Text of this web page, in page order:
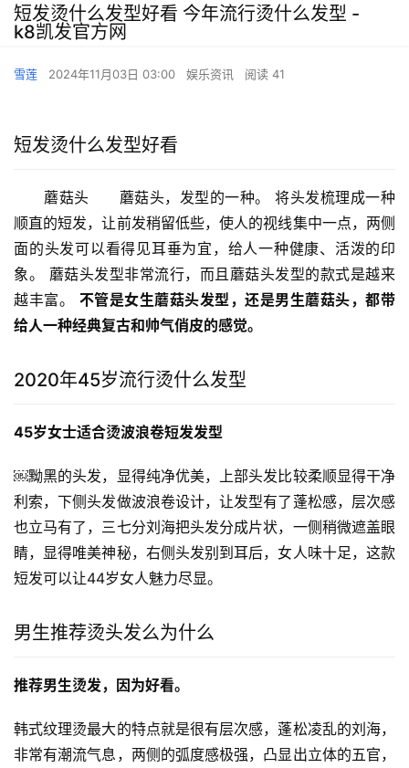
短发烫什么发型好看 今年流行烫什么发型 -
k8凯发官方网
雪莲 2024年11月03日 03:00 娱乐资讯 阅读 41
短发烫什么发型好看
蘑菇头　　蘑菇头，发型的一种。 将头发梳理成一种
顺直的短发，让前发稍留低些，使人的视线集中一点，两侧
面的头发可以看得见耳垂为宜，给人一种健康、活泼的印
象。 蘑菇头发型非常流行，而且蘑菇头发型的款式是越来
越丰富。 不管是女生蘑菇头发型，还是男生蘑菇头，都带
给人一种经典复古和帅气俏皮的感觉。
2020年45岁流行烫什么发型
45岁女士适合烫波浪卷短发发型
￼黝黑的头发，显得纯净优美，上部头发比较柔顺显得干净
利索，下侧头发做波浪卷设计，让发型有了蓬松感，层次感
也立马有了，三七分刘海把头发分成片状，一侧稍微遮盖眼
睛，显得唯美神秘，右侧头发别到耳后，女人味十足，这款
短发可以让44岁女人魅力尽显。
男生推荐烫头发么为什么
推荐男生烫发，因为好看。
韩式纹理烫最大的特点就是很有层次感，蓬松凌乱的刘海，
非常有潮流气息，两侧的弧度感极强，凸显出立体的五官，